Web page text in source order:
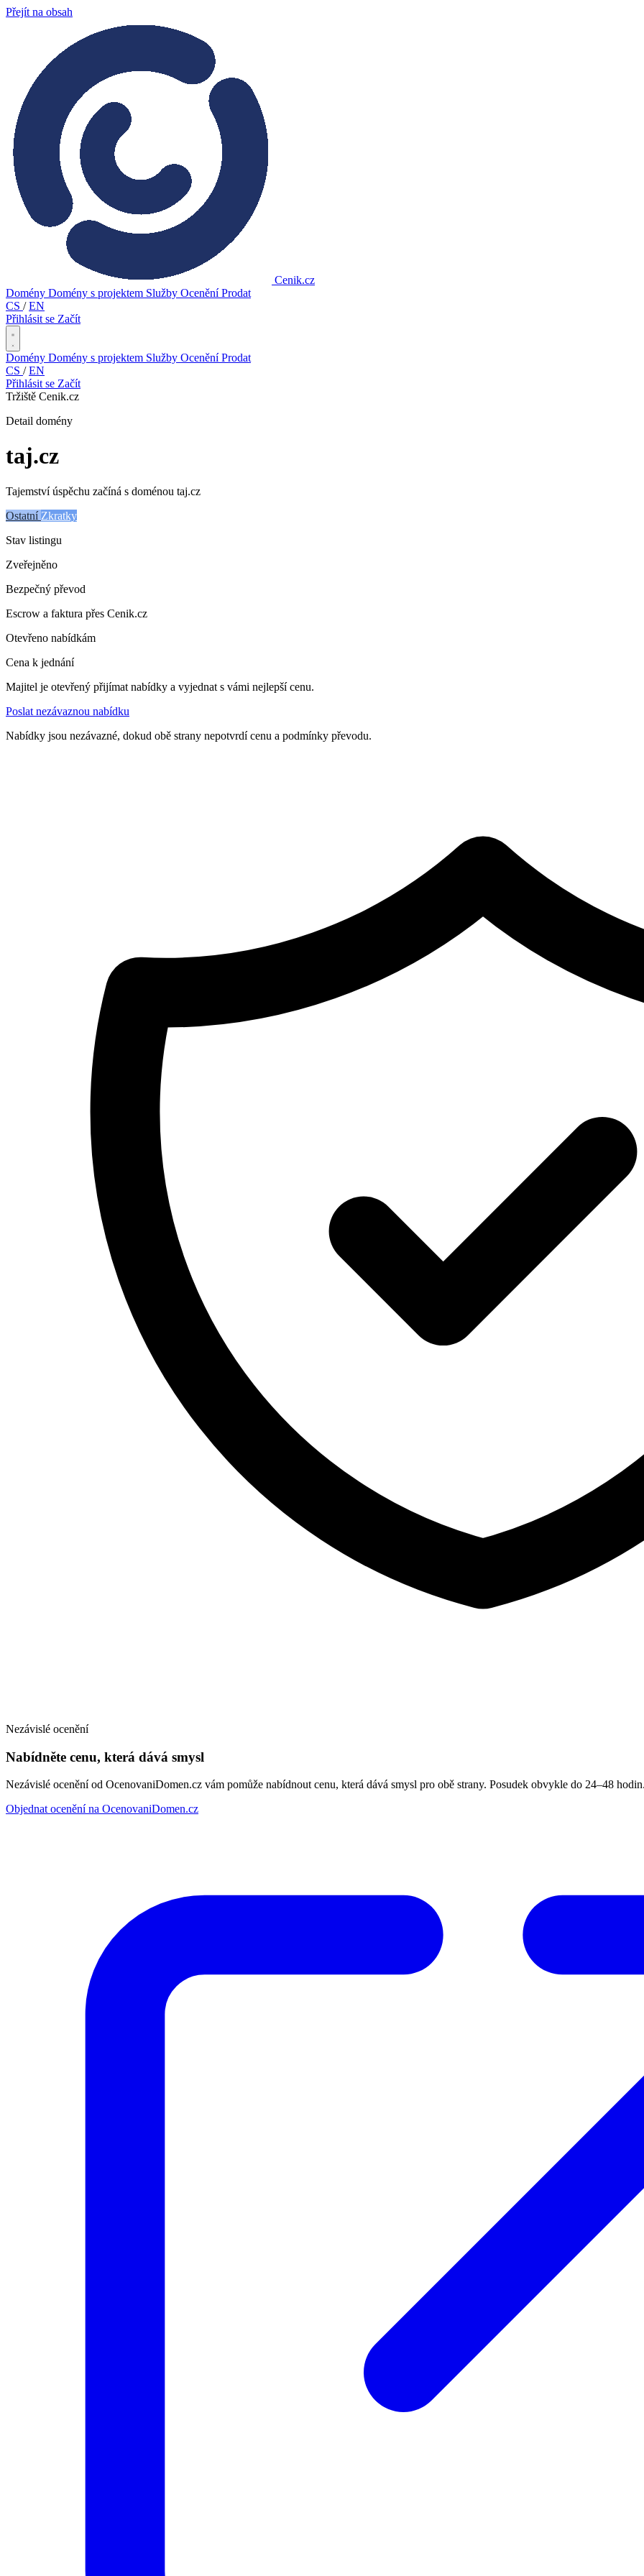
Přejít na obsah
Cenik.cz
Domény Domény s projektem Služby OceněníProdat
CS / EN
Přihlásit se Začít
Domény Domény s projektem Služby OceněníProdat
CS / EN
Přihlásit se Začít
Tržiště Cenik.cz
Detail domény
taj.cz
Tajemství úspěchu začíná s doménou taj.cz
Ostatní Zkratky
Stav listingu
Zveřejněno
Bezpečný převod
Escrow a faktura přes Cenik.cz
Otevřeno nabídkám
Cena k jednání
Majitel je otevřený přijímat nabídky a vyjednat s vámi nejlepší cenu.
Poslat nezávaznou nabídku
Nabídky jsou nezávazné, dokud obě strany nepotvrdí cenu a podmínky převodu.
Nezávislé ocenění
Nabídněte cenu, která dává smysl
Nezávislé ocenění od OcenovaniDomen.cz vám pomůže nabídnout cenu, která dává smysl pro obě strany. Posudek obvykle do 24–48
Objednat ocenění na OcenovaniDomen.cz